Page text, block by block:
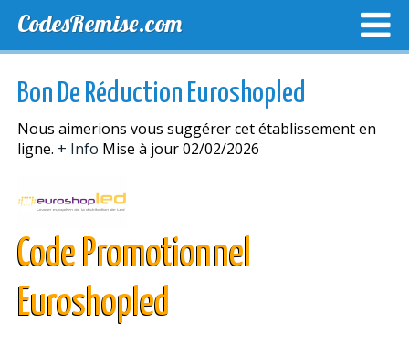
CodesRemise.com
NOUVELLES MAGASINS
Bon De Réduction Euroshopled
Nous aimerions vous suggérer cet établissement en
ligne. + Info Mise à jour 02/02/2026
Code Promotionnel
Euroshopled